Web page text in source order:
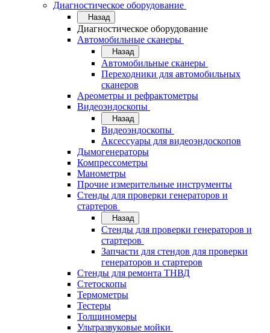
Диагностическое оборудование
Назад
Диагностическое оборудование
Автомобильные сканеры
Назад
Автомобильные сканеры
Переходники для автомобильных
сканеров
Ареометры и рефрактометры
Видеоэндоскопы
Назад
Видеоэндоскопы
Аксессуары для видеоэндоскопов
Дымогенераторы
Компрессометры
Манометры
Прочие измерительные инструменты
Стенды для проверки генераторов и
стартеров
Назад
Стенды для проверки генераторов и
стартеров
Запчасти для стендов для проверки
генераторов и стартеров
Стенды для ремонта ТНВД
Стетоскопы
Термометры
Тестеры
Толщиномеры
Ультразвуковые мойки